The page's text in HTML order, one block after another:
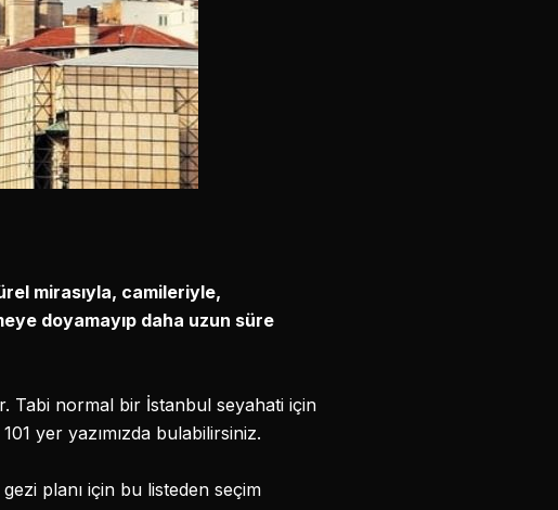
mirasıyla, camileriyle,
doyamayıp daha uzun süre
Tabi normal bir İstanbul seyahati için
yer yazımızda bulabilirsiniz.
planı için bu listeden seçim